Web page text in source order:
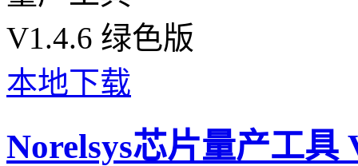
本地下载
Norelsys芯片量产工具